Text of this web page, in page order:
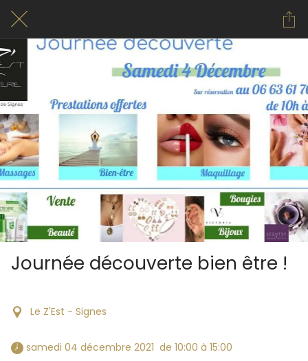
Journée découverte bien être !
Le Z'Est - Signes
samedi 04 décembre 2021  de 10:00 à 15:00